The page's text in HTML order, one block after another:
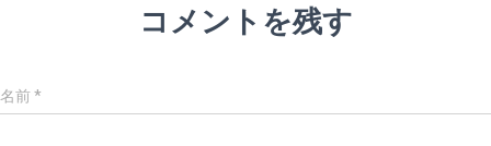
コメントを残す
名前*